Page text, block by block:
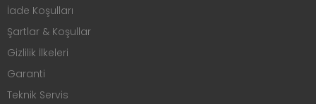
İade Koşulları
Şartlar & Koşullar
Gizlilik İlkeleri
Garanti
Teknik Servis